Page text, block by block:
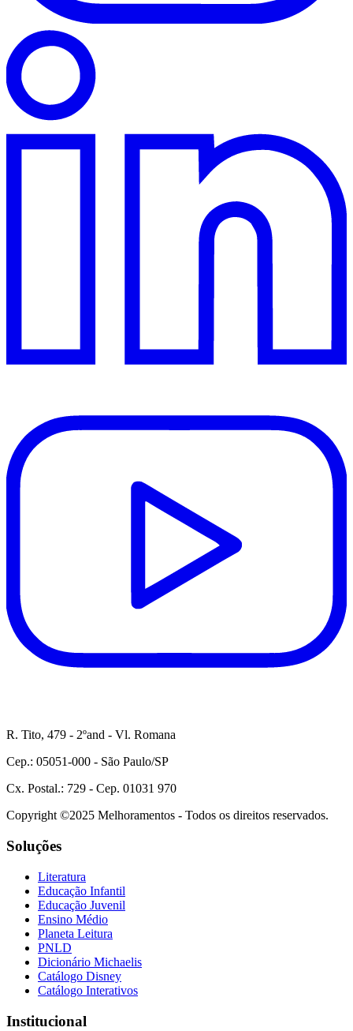
R. Tito, 479 - 2ºand - Vl. Romana
Cep.: 05051-000 - São Paulo/SP
Cx. Postal.: 729 - Cep. 01031 970
Copyright ©2025 Melhoramentos - Todos os direitos reservados.
Soluções
Literatura
Educação Infantil
Educação Juvenil
Ensino Médio
Planeta Leitura
PNLD
Dicionário Michaelis
Catálogo Disney
Catálogo Interativos
Institucional